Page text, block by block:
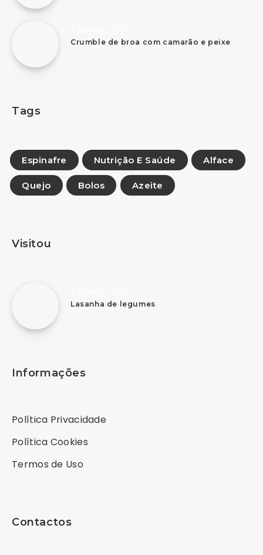
Crumble de broa com camarão e peixe
Tags
Espinafre Nutrição E Saúde Alface
Quejo Bolos Azeite
Visitou
Lasanha de legumes
Informações
Política Privacidade
Política Cookies
Termos de Uso
Contactos